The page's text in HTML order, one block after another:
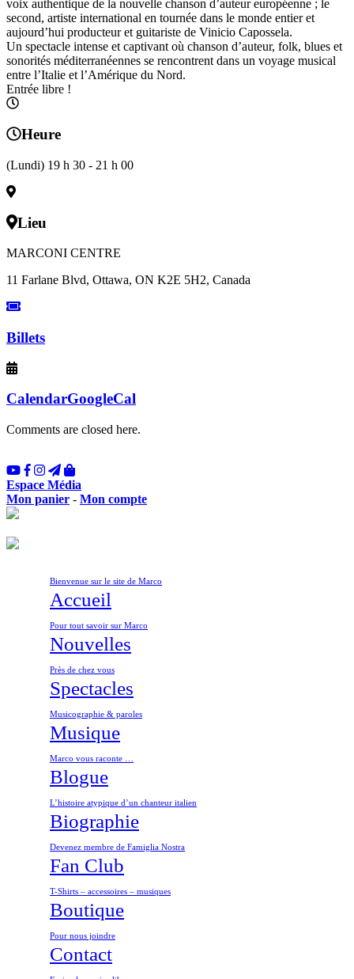
voix authentique de la nouvelle chanson d’auteur européenne ; le
second, artiste international en tournée dans le monde entier et
aujourd’hui producteur et guitariste de Vinicio Capossela.
Un spectacle intense et captivant où chanson d’auteur, folk, blues et
sonorités méditerranéennes se rencontrent dans un voyage musical
entre l’Italie et l’Amérique du Nord.
Entrée libre !
Heure
(Lundi) 19 h 30 - 21 h 00
Lieu
MARCONI CENTRE
11 Farlane Blvd, Ottawa, ON K2E 5H2, Canada
Billets
CalendarGoogleCal
Comments are closed here.
Espace Média
Mon panier - Mon compte
Bienvenue sur le site de Marco
Accueil
Pour tout savoir sur Marco
Nouvelles
Près de chez vous
Spectacles
Musicographie & paroles
Musique
Marco vous raconte …
Blogue
L’histoire atypique d’un chanteur italien
Biographie
Devenez membre de Famiglia Nostra
Fan Club
T-Shirts – accessoires – musiques
Boutique
Pour nous joindre
Contact